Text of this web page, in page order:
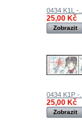
0434 K1L -...
25,00 Kč
Zobrazit
0434 K1P -...
25,00 Kč
Zobrazit